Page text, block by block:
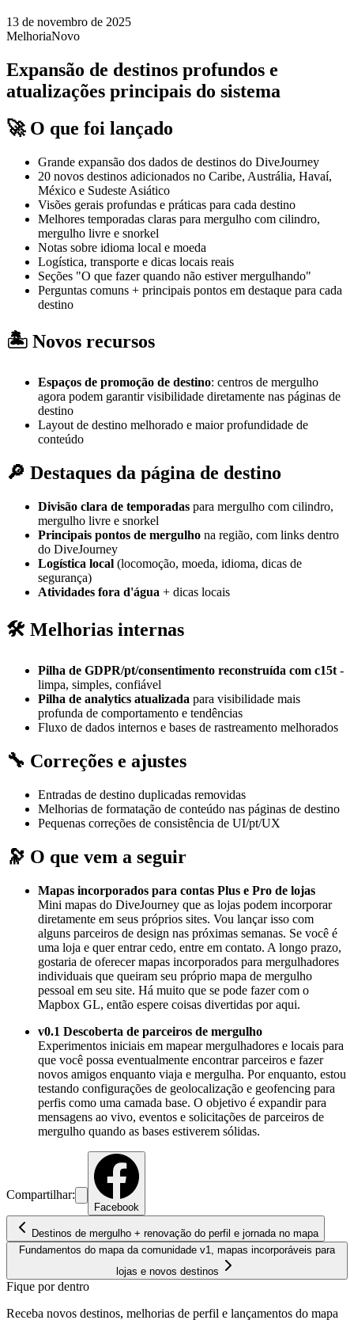
13 de novembro de 2025
MelhoriaNovo
Expansão de destinos profundos e
atualizações principais do sistema
🚀 O que foi lançado
Grande expansão dos dados de destinos do DiveJourney
20 novos destinos adicionados no Caribe, Austrália, Havaí,
México e Sudeste Asiático
Visões gerais profundas e práticas para cada destino
Melhores temporadas claras para mergulho com cilindro,
mergulho livre e snorkel
Notas sobre idioma local e moeda
Logística, transporte e dicas locais reais
Seções "O que fazer quando não estiver mergulhando"
Perguntas comuns + principais pontos em destaque para cada
destino
🏝️ Novos recursos
Espaços de promoção de destino: centros de mergulho
agora podem garantir visibilidade diretamente nas páginas de
destino
Layout de destino melhorado e maior profundidade de
conteúdo
🔎 Destaques da página de destino
Divisão clara de temporadas para mergulho com cilindro,
mergulho livre e snorkel
Principais pontos de mergulho na região, com links dentro
do DiveJourney
Logística local (locomoção, moeda, idioma, dicas de
segurança)
Atividades fora d'água + dicas locais
🛠️ Melhorias internas
Pilha de GDPR/pt/consentimento reconstruída com c15t -
limpa, simples, confiável
Pilha de analytics atualizada para visibilidade mais
profunda de comportamento e tendências
Fluxo de dados internos e bases de rastreamento melhorados
🔧 Correções e ajustes
Entradas de destino duplicadas removidas
Melhorias de formatação de conteúdo nas páginas de destino
Pequenas correções de consistência de UI/pt/UX
🔭 O que vem a seguir
Mapas incorporados para contas Plus e Pro de lojas
Mini mapas do DiveJourney que as lojas podem incorporar
diretamente em seus próprios sites. Vou lançar isso com
alguns parceiros de design nas próximas semanas. Se você é
uma loja e quer entrar cedo, entre em contato. A longo prazo,
gostaria de oferecer mapas incorporados para mergulhadores
individuais que queiram seu próprio mapa de mergulho
pessoal em seu site. Há muito que se pode fazer com o
Mapbox GL, então espere coisas divertidas por aqui.
v0.1 Descoberta de parceiros de mergulho
Experimentos iniciais em mapear mergulhadores e locais para
que você possa eventualmente encontrar parceiros e fazer
novos amigos enquanto viaja e mergulha. Por enquanto, estou
testando configurações de geolocalização e geofencing para
perfis como uma camada base. O objetivo é expandir para
mensagens ao vivo, eventos e solicitações de parceiros de
mergulho quando as bases estiverem sólidas.
Compartilhar:
Facebook
Destinos de mergulho + renovação do perfil e jornada no mapa
Fundamentos do mapa da comunidade v1, mapas incorporáveis para
lojas e novos destinos
Fique por dentro
Receba novos destinos, melhorias de perfil e lançamentos do mapa